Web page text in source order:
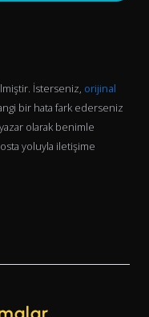
İsterseniz, orijinal
bir hata fark ederseniz
olarak benimle
yoluyla iletişime